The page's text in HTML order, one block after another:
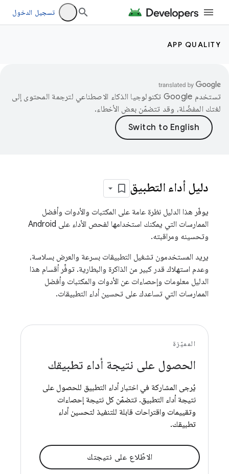
تسجيل الدخول
APP QUALITY
تستخدم Google تكنولوجيا الذكاء الاصطناعي لترجمة المحتوى إلى
لغتك المفضّلة، وقد تتضمّن بعض الأخطاء.
دليل أداء التطبيق
يوفّر هذا الدليل نظرة عامة على المكتبات والأدوات وأفضل
الممارسات التي يمكنك استخدامها لفحص الأداء على Android
وتحسينه ومراقبته.
يريد المستخدمون تشغيل التطبيقات بسرعة والعرض بسلاسة،
وعدم استهلاك قدر كبير من الذاكرة والبطارية. توفِّر أقسام هذا
الدليل معلومات وإحصاءات عن الأدوات والمكتبات وأفضل
الممارسات التي تساعدك على تحسين أداء التطبيقات.
المميّزة
الحصول على نتيجة أداء تطبيقك
يُرجى المشاركة في اختبار أداء التطبيق للحصول على
نتيجة أداء التطبيق. تتضمّن كل نتيجة إحصاءات
وتقييمات واقتراحات قابلة للتنفيذ لتحسين أداء
تطبيقك.
الاطّلاع على نتيجتك